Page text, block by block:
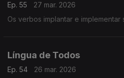
Ep. 55
27 mar. 2026
Os verbos implantar e implementar
Língua de Todos
Ep. 54
26 mar. 2026